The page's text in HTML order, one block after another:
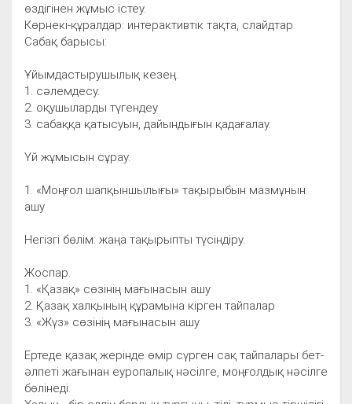
өздігінен жұмыс істеу.
Көрнекі-құралдар: интерактивтік тақта, слайдтар
Сабақ барысы:
Ұйымдастырушылық кезең.
1. сәлемдесу.
2. оқушыларды түгендеу
3. сабаққа қатысуын, дайындығын қадағалау.
Үй жұмысын сұрау.
1. «Моңғол шапқыншылығы» тақырыбын мазмұнын
ашу
Негізгі бөлім: жаңа тақырыпты түсіндіру.
Жоспар.
1. «Қазақ» сөзінің мағынасын ашу
2. Қазақ халқының құрамына кірген тайпалар
3. «Жүз» сөзінің мағынасын ашу
Ертеде қазақ жерінде өмір сүрген сақ тайпалары бет-
әлпеті жағынан еуропалық нәсілге, моңғолдық нәсілге
бөлінеді.